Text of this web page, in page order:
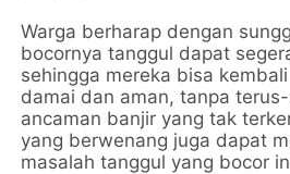
Warga berharap dengan
bocornya tanggul dapat
sehingga mereka bisa
damai dan aman, tanpa
ancaman banjir yang tak
yang berwenang juga dapat
masalah tanggul yang bocor